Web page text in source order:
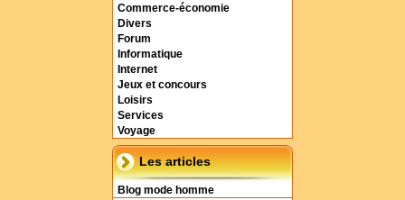
Commerce-économie
Divers
Forum
Informatique
Internet
Jeux et concours
Loisirs
Services
Voyage
Les articles
Blog mode homme